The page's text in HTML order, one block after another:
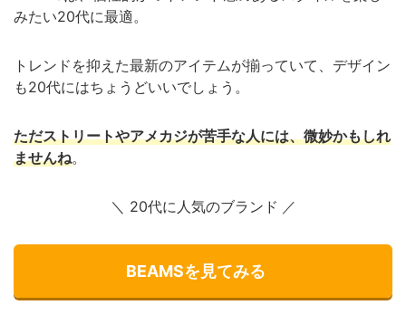
みたい20代に最適。
トレンドを抑えた最新のアイテムが揃っていて、デザイン
も20代にはちょうどいいでしょう。
ただストリートやアメカジが苦手な人には、微妙かもしれ
ませんね。
＼ 20代に人気のブランド ／
BEAMSを見てみる